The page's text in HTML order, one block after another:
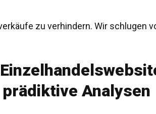
zu verhindern. Wir schlugen
Analysen